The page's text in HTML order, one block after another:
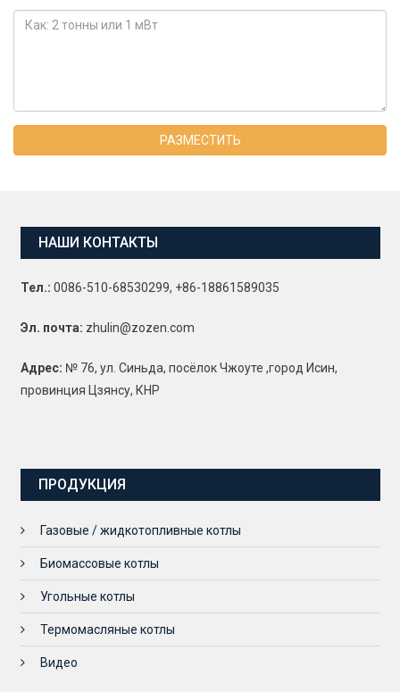
РАЗМЕСТИТЬ
НАШИ КОНТАКТЫ
Тел.: 0086-510-68530299, +86-18861589035
Эл. почта: zhulin@zozen.com
Адрес: № 76, ул. Синьда, посёлок Чжоуте ,город Исин,
провинция Цзянсу, КНР
ПРОДУКЦИЯ
Газовые / жидкотопливные котлы
Биомассовые котлы
Угольные котлы
Термомасляные котлы
Видео